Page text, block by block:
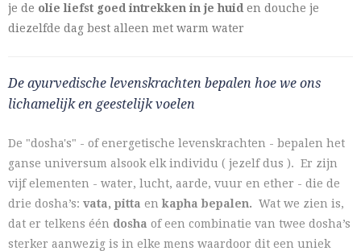
je de olie liefst goed intrekken in je huid en douche je
diezelfde dag best alleen met warm water
De ayurvedische levenskrachten bepalen hoe we ons
lichamelijk en geestelijk voelen
De "dosha's" - of energetische levenskrachten - bepalen het
ganse universum alsook elk individu ( jezelf dus ). Er zijn
vijf elementen - water, lucht, aarde, vuur en ether - die de
drie dosha’s: vata, pitta en kapha bepalen. Wat we zien is,
dat er telkens één dosha of een combinatie van twee dosha’s
sterker aanwezig is in elke mens waardoor dit een uniek